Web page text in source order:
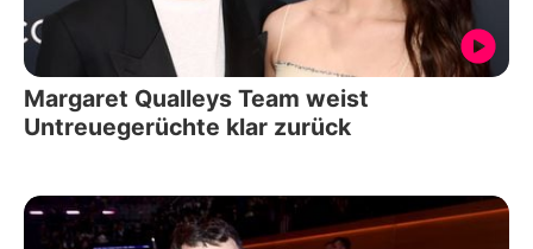
Margaret Qualleys Team weist
Untreuegerüchte klar zurück